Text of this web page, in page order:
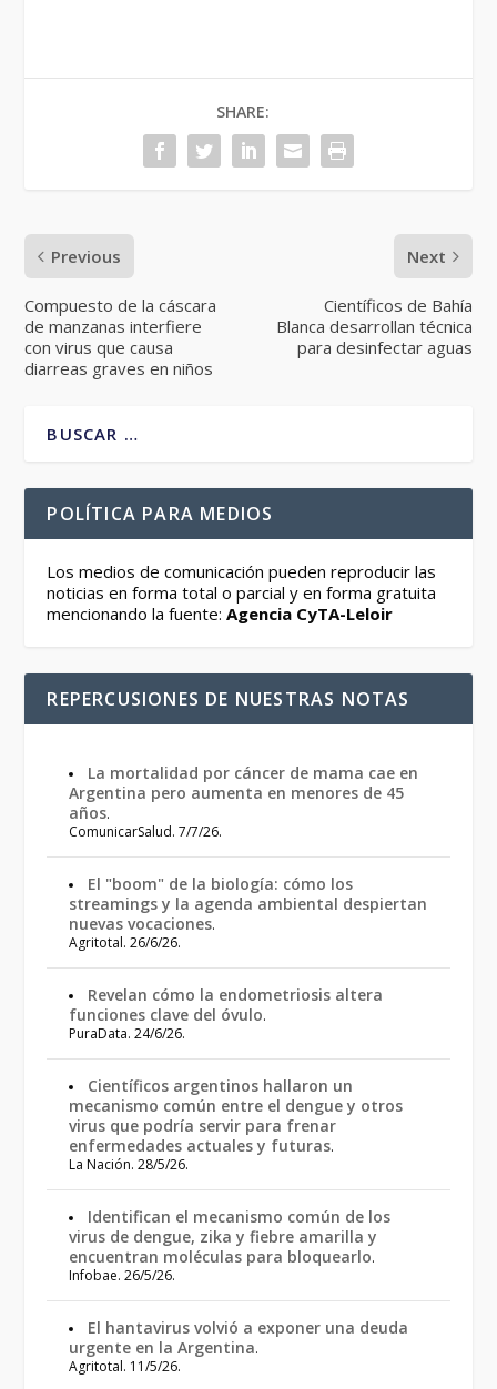
SHARE:
Previous
Compuesto de la cáscara
de manzanas interfiere
con virus que causa
diarreas graves en niños
Next
Científicos de Bahía
Blanca desarrollan técnica
para desinfectar aguas
POLÍTICA PARA MEDIOS
Los medios de comunicación pueden reproducir las
noticias en forma total o parcial y en forma gratuita
mencionando la fuente:Agencia CyTA-Leloir
REPERCUSIONES DE NUESTRAS NOTAS
La mortalidad por cáncer de mama cae en
Argentina pero aumenta en menores de 45
años.
ComunicarSalud. 7/7/26.
El "boom" de la biología: cómo los
streamings y la agenda ambiental despiertan
nuevas vocaciones.
Agritotal. 26/6/26.
Revelan cómo la endometriosis altera
funciones clave del óvulo.
PuraData. 24/6/26.
Científicos argentinos hallaron un
mecanismo común entre el dengue y otros
virus que podría servir para frenar
enfermedades actuales y futuras.
La Nación. 28/5/26.
Identifican el mecanismo común de los
virus de dengue, zika y fiebre amarilla y
encuentran moléculas para bloquearlo.
Infobae. 26/5/26.
El hantavirus volvió a exponer una deuda
urgente en la Argentina.
Agritotal. 11/5/26.